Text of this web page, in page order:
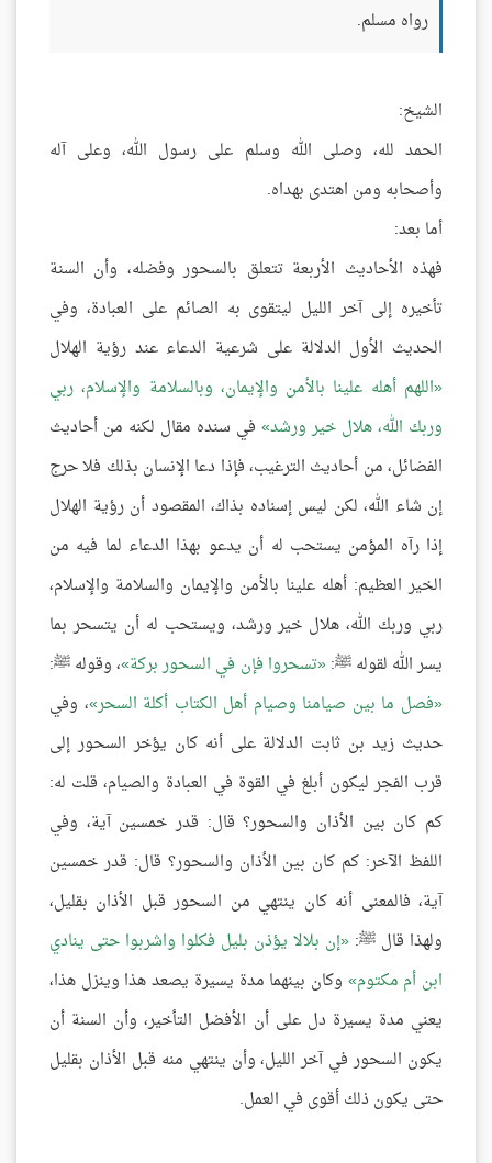
رواه مسلم.
الشيخ:
الحمد لله، وصلى الله وسلم على رسول الله، وعلى آله
وأصحابه ومن اهتدى بهداه.
أما بعد:
فهذه الأحاديث الأربعة تتعلق بالسحور وفضله، وأن السنة
تأخيره إلى آخر الليل ليتقوى به الصائم على العبادة، وفي
الحديث الأول الدلالة على شرعية الدعاء عند رؤية الهلال
اللهم أهله علينا بالأمن والإيمان، وبالسلامة والإسلام، ربي
وربك الله، هلال خير ورشد في سنده مقال لكنه من أحاديث
الفضائل، من أحاديث الترغيب، فإذا دعا الإنسان بذلك فلا حرج
إن شاء الله، لكن ليس إسناده بذاك، المقصود أن رؤية الهلال
إذا رآه المؤمن يستحب له أن يدعو بهذا الدعاء لما فيه من
الخير العظيم: أهله علينا بالأمن والإيمان والسلامة والإسلام،
ربي وربك الله، هلال خير ورشد، ويستحب له أن يتسحر بما
يسر الله لقوله ﷺ: تسحروا فإن في السحور بركة ، وقوله ﷺ:
فصل ما بين صيامنا وصيام أهل الكتاب أكلة السحر ، وفي
حديث زيد بن ثابت الدلالة على أنه كان يؤخر السحور إلى
قرب الفجر ليكون أبلغ في القوة في العبادة والصيام، قلت له:
كم كان بين الأذان والسحور؟ قال: قدر خمسين آية، وفي
اللفظ الآخر: كم كان بين الأذان والسحور؟ قال: قدر خمسين
آية، فالمعنى أنه كان ينتهي من السحور قبل الأذان بقليل،
ولهذا قال ﷺ: إن بلالا يؤذن بليل فكلوا واشربوا حتى ينادي
ابن أم مكتوم وكان بينهما مدة يسيرة يصعد هذا وينزل هذا،
يعني مدة يسيرة دل على أن الأفضل التأخير، وأن السنة أن
يكون السحور في آخر الليل، وأن ينتهي منه قبل الأذان بقليل
حتى يكون ذلك أقوى في العمل.